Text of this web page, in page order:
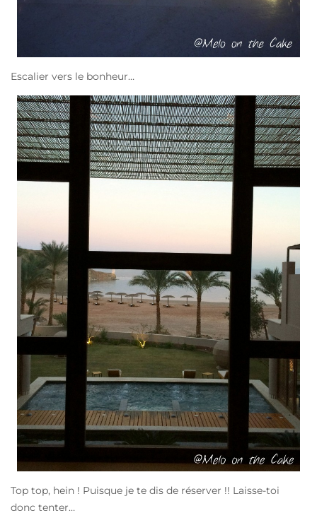
Escalier vers le bonheur…
Top top, hein ! Puisque je te dis de réserver !! Laisse-toi
donc tenter…